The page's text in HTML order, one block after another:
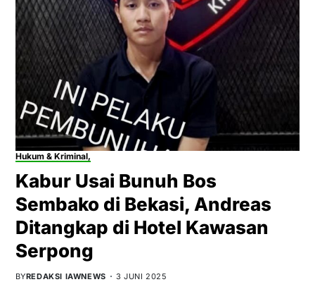
Hukum & Kriminal,
Kabur Usai Bunuh Bos
Sembako di Bekasi, Andreas
Ditangkap di Hotel Kawasan
Serpong
BYREDAKSI IAWNEWS 3 JUNI 2025